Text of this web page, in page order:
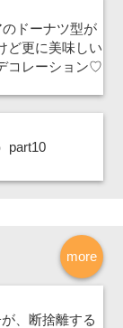
のドーナツ型が
ど更に美味しい
コレーション♡
part10
more
、断捨離する